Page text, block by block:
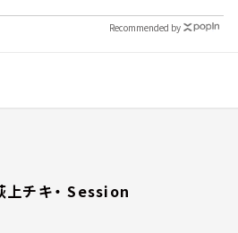
Recommended by
上チキ・ Session